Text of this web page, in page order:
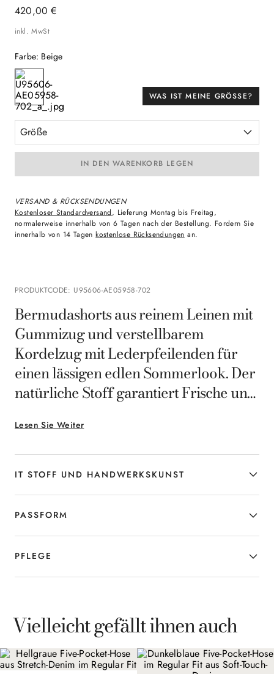
420,00 €
inkl. MwSt
Farbe: Beige
WAS IST MEINE GRÖSSE?
Größe
IN DEN WARENKORB LEGEN
VERSAND & RÜCKSENDUNGEN
Kostenloser Standardversand, Lieferung Montag bis Freitag,
normalerweise innerhalb von 6 Tagen nach der Bestellung. Fordern Sie
innerhalb von 14 Tagenkostenlose Rücksendungen an.
PRODUKTCODE: U95606-AE05958-702
Lesen Sie Weiter
Bermudashorts aus reinem Leinen mit
Gummizug und verstellbarem
Kordelzug mit Lederpfeilenden für
einen lässigen edlen Sommerlook. Der
natürliche Stoff garantiert Frische und
Bewegung mit Leichtigkeit. Ein
vielseitiges Modell, das der warmen
Jahreszeit mit zeitgenössischer Eleganz
begegnet und ideal ist für den Mann,
der an Sommertagen Komfort und
Klasse sucht.
IT STOFF UND HANDWERKSKUNST
PASSFORM
PFLEGE
Vielleicht gefällt ihnen auch